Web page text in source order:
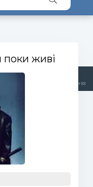
Плейлист (0)
поки живі